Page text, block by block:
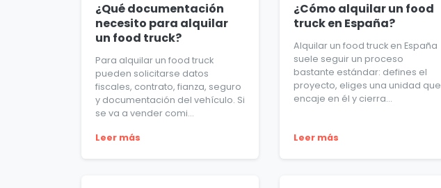
¿Qué documentación
necesito para alquilar
un food truck?
Para alquilar un food truck
pueden solicitarse datos
fiscales, contrato, fianza, seguro
y documentación del vehículo. Si
se va a vender comi...
Leer más
¿Cómo alquilar un food
truck en España?
Alquilar un food truck en España
suele seguir un proceso
bastante estándar: defines el
proyecto, eliges una unidad que
encaje en él y cierra...
Leer más